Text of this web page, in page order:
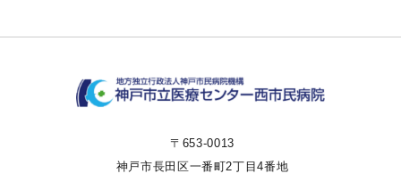
〒653-0013
神戸市長田区一番町2丁目4番地